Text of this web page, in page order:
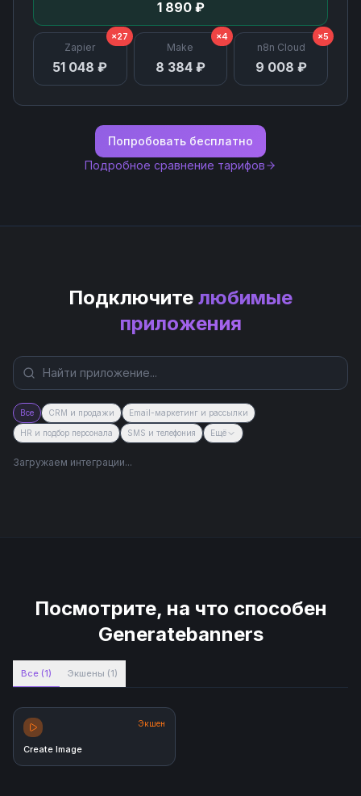
1 890 ₽
Zapier
51 048 ₽
×27
Make
8 384 ₽
×4
n8n Cloud
9 008 ₽
×5
Попробовать бесплатно
Подробное сравнение тарифов
Подключите любимые
приложения
Все CRM и продажи Email-маркетинг и рассылки
HR и подбор персонала SMS и телефония Ещё
Загружаем интеграции...
Посмотрите, на что способен
Generatebanners
Все (1) Экшены (1)
Экшен
Create Image